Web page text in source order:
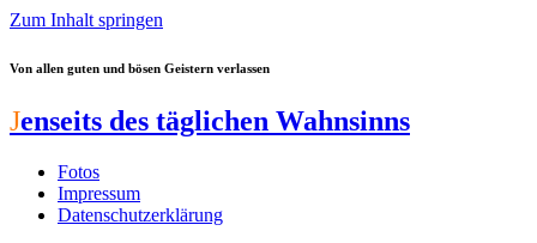
Zum Inhalt springen
Von allen guten und bösen Geistern verlassen
Jenseits des täglichen Wahnsinns
Fotos
Impressum
Datenschutzerklärung